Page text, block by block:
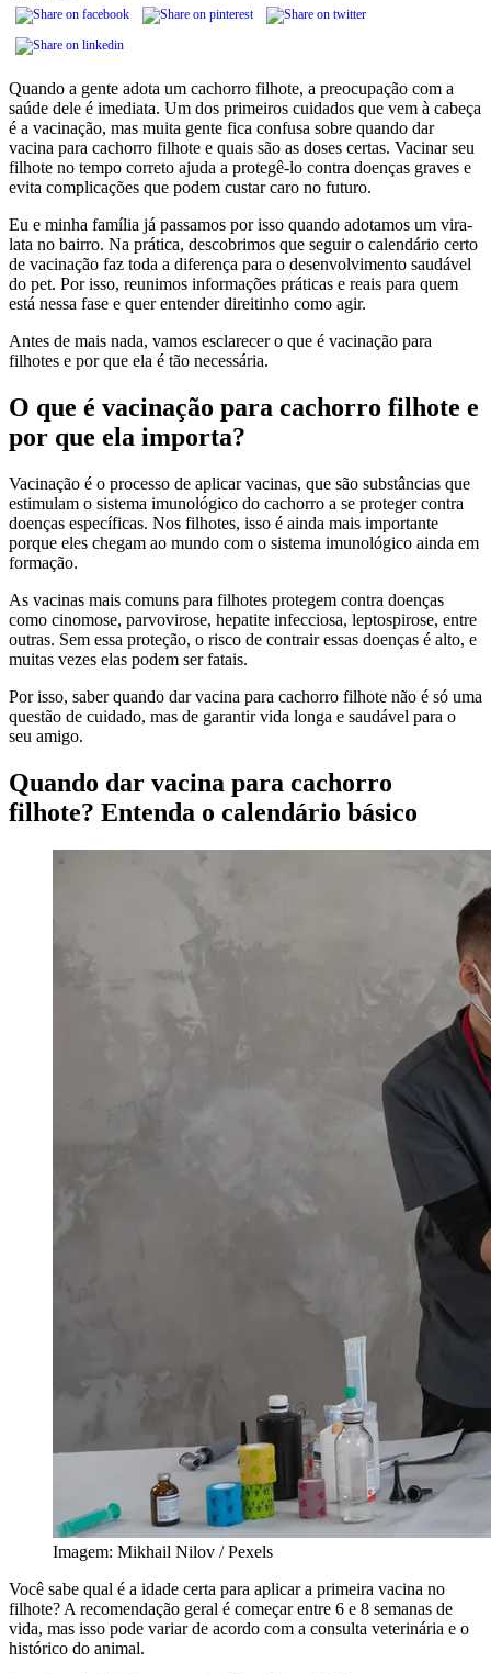
Quando a gente adota um cachorro filhote, a preocupação com a
saúde dele é imediata. Um dos primeiros cuidados que vem à cabeça
é a vacinação, mas muita gente fica confusa sobre quando dar
vacina para cachorro filhote e quais são as doses certas. Vacinar seu
filhote no tempo correto ajuda a protegê-lo contra doenças graves e
evita complicações que podem custar caro no futuro.
Eu e minha família já passamos por isso quando adotamos um vira-
lata no bairro. Na prática, descobrimos que seguir o calendário certo
de vacinação faz toda a diferença para o desenvolvimento saudável
do pet. Por isso, reunimos informações práticas e reais para quem
está nessa fase e quer entender direitinho como agir.
Antes de mais nada, vamos esclarecer o que é vacinação para
filhotes e por que ela é tão necessária.
O que é vacinação para cachorro filhote e
por que ela importa?
Vacinação é o processo de aplicar vacinas, que são substâncias que
estimulam o sistema imunológico do cachorro a se proteger contra
doenças específicas. Nos filhotes, isso é ainda mais importante
porque eles chegam ao mundo com o sistema imunológico ainda em
formação.
As vacinas mais comuns para filhotes protegem contra doenças
como cinomose, parvovirose, hepatite infecciosa, leptospirose, entre
outras. Sem essa proteção, o risco de contrair essas doenças é alto, e
muitas vezes elas podem ser fatais.
Por isso, saber quando dar vacina para cachorro filhote não é só uma
questão de cuidado, mas de garantir vida longa e saudável para o
seu amigo.
Quando dar vacina para cachorro
filhote? Entenda o calendário básico
Imagem: Mikhail Nilov / Pexels
Você sabe qual é a idade certa para aplicar a primeira vacina no
filhote? A recomendação geral é começar entre 6 e 8 semanas de
vida, mas isso pode variar de acordo com a consulta veterinária e o
histórico do animal.